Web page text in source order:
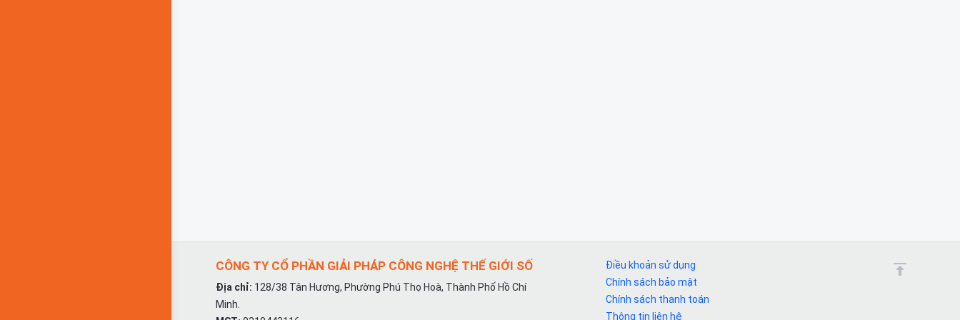
CÔNG TY CỔ PHẦN GIẢI PHÁP CÔNG NGHỆ THẾ GIỚI SỐ
Địa chỉ: 128/38 Tân Hương, Phường Phú Thọ Hoà, Thành Phố Hồ Chí
Minh.
Điều khoản sử dụng
Chính sách bảo mật
Chính sách thanh toán
Thông tin liên hệ